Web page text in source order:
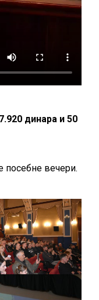
динара и 50
посебне вечери.